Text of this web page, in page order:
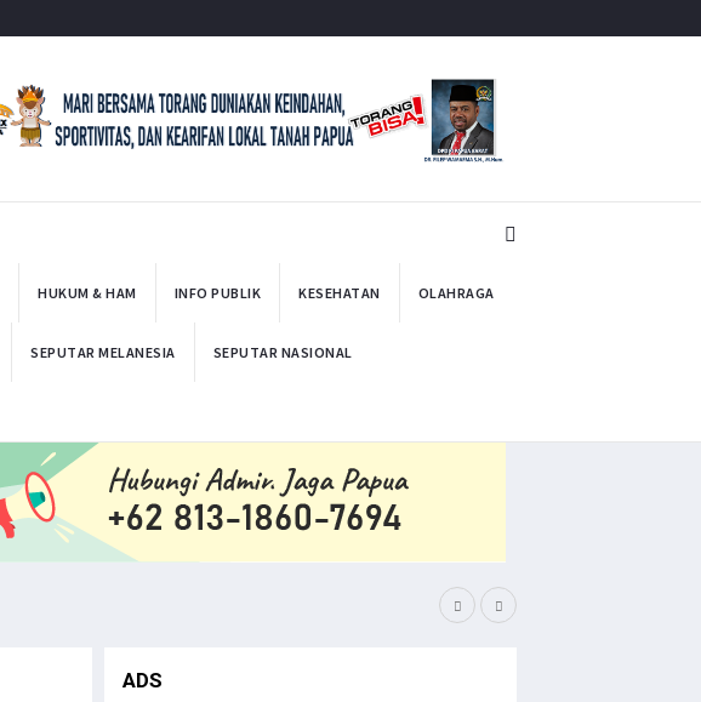
HUKUM & HAM INFO PUBLIK KESEHATAN OLAHRAGA
SEPUTAR MELANESIA SEPUTAR NASIONAL
ADS